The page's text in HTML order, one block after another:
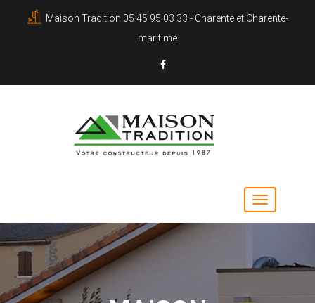
Maison Tradition 05 45 95 03 33 - Charente et Charente-
maritime